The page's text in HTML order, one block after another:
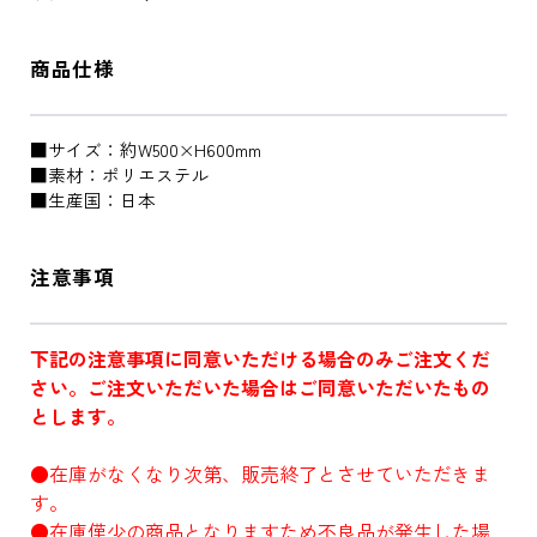
商品仕様
■サイズ：約W500×H600mm
■素材：ポリエステル
■生産国：日本
注意事項
下記の注意事項に同意いただける場合のみご注文くだ
さい。ご注文いただいた場合はご同意いただいたもの
とします。
●在庫がなくなり次第、販売終了とさせていただきま
す。